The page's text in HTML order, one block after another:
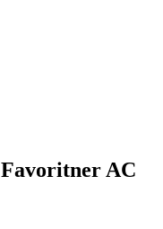
Favoritner AC